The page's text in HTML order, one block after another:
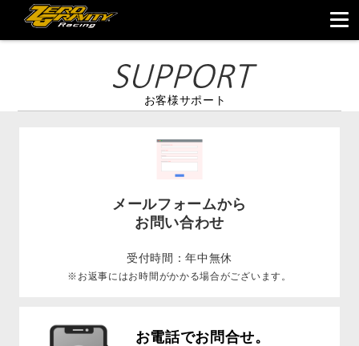
お客様サポート
メールフォームから
お問い合わせ
受付時間：年中無休
※お返事にはお時間がかかる場合がございます。
お電話でお問合せ。